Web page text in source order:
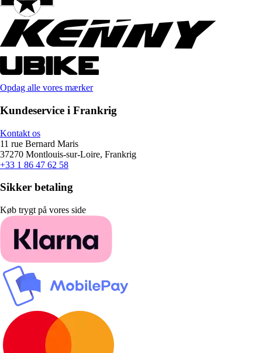
Opdag alle vores mærker
Kundeservice i Frankrig
Kontakt os
11 rue Bernard Maris
37270 Montlouis-sur-Loire, Frankrig
+33 1 86 47 62 58
Sikker betaling
Køb trygt på vores side